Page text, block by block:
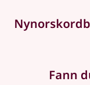
Fann